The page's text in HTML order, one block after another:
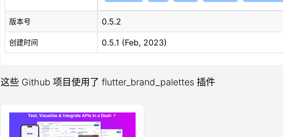
版本号 0.5.2
创建时间 0.5.1 (Feb, 2023)
这些 Github 项目使用了 flutter_brand_palettes 插件